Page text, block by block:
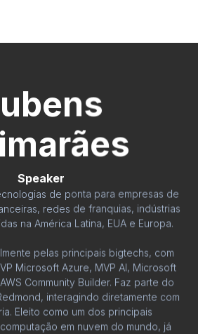
Speaker
de ponta para empresas de
redes de franquias, indústrias
na América Latina, EUA e Europa.
pelas principais bigtechs, com
Microsoft Azure, MVP AI, Microsoft
Community Builder. Faz parte do
interagindo diretamente com
Eleito como um dos principais
em nuvem do mundo, já